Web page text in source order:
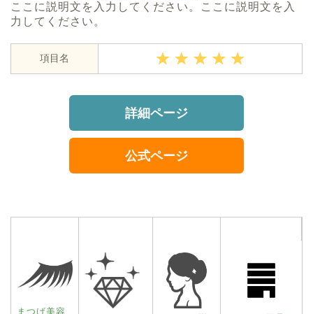
ここに説明文を入力してください。ここに説明文を入
力してください。
項目名
詳細ページ
公式ページ
まつげ美容